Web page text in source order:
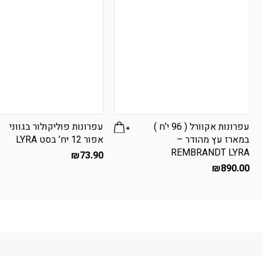
עפרונות אקוורל ( 96 י’ח )
במארז עץ מהודר –
REMBRANDT LYRA
₪890.00
עפרונות פוליקולור בגווני
אפור 12 יח’ בסט LYRA
₪73.90